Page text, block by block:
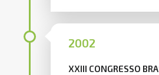
2002
XXIII CONGRESSO